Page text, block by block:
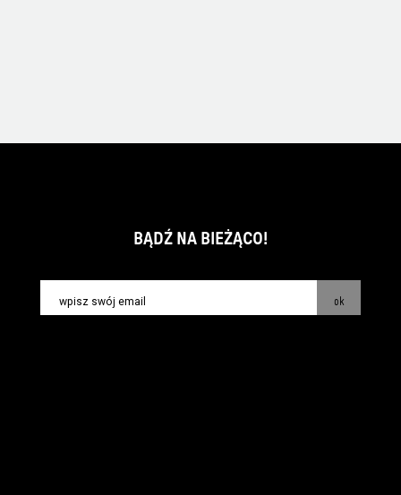
BĄDŹ NA BIEŻĄCO!
ok